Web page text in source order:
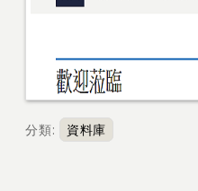
分類: 資料庫